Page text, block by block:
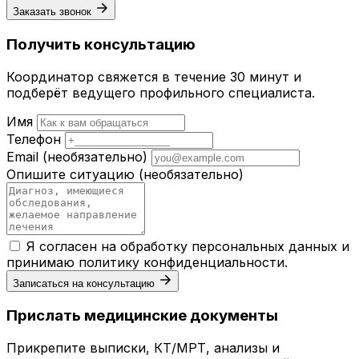
Заказать звонок
Получить консультацию
Координатор свяжется в течение 30 минут и
подберёт ведущего профильного специалиста.
Имя
Телефон
Email (необязательно)
Опишите ситуацию (необязательно)
Я согласен на обработку персональных данных и
принимаю политику конфиденциальности.
Записаться на консультацию
Прислать медицинские документы
Прикрепите выписки, КТ/МРТ, анализы и